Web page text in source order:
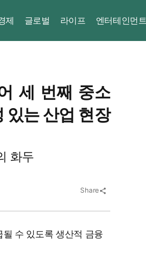
제 글로벌 라이프 엔터테인먼트
세 번째 중소
있는 산업 현장
화두
Share share
수 있도록 생산적 금융